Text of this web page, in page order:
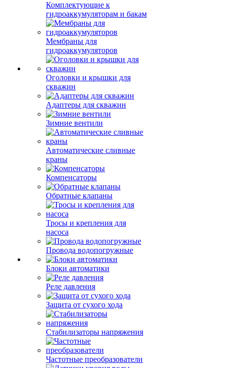
Комплектующие к
гидроаккумуляторам и бакам
Мембраны для
гидроаккумуляторов
Оголовки и крышки для
скважин
Адаптеры для скважин
Зимние вентили
Автоматические сливные
краны
Компенсаторы
Обратные клапаны
Тросы и крепления для
насоса
Провода водопогружные
Блоки автоматики
Реле давления
Защита от сухого хода
Стабилизаторы напряжения
Частотные преобразователи